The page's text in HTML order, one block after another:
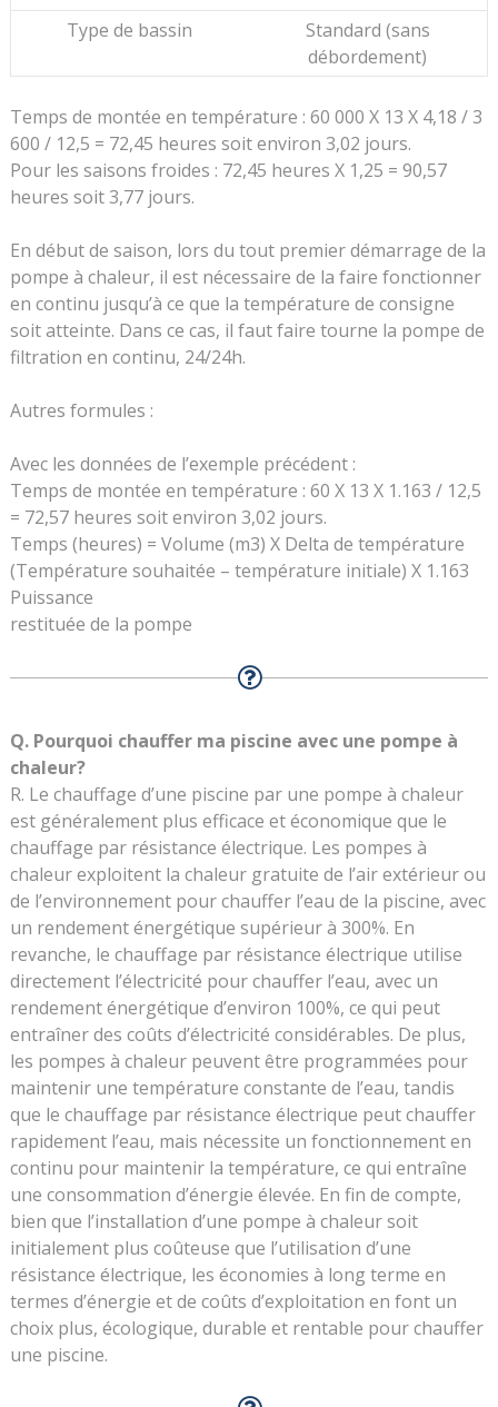
Type de bassin
Standard (sans
débordement)
Temps de montée en température : 60 000 X 13 X 4,18 / 3
600 / 12,5 = 72,45 heures soit environ 3,02 jours.
Pour les saisons froides : 72,45 heures X 1,25 = 90,57
heures soit 3,77 jours.
En début de saison, lors du tout premier démarrage de la
pompe à chaleur, il est nécessaire de la faire fonctionner
en continu jusqu’à ce que la température de consigne
soit atteinte. Dans ce cas, il faut faire tourne la pompe de
filtration en continu, 24/24h.
Autres formules :
Avec les données de l’exemple précédent :
Temps de montée en température : 60 X 13 X 1.163 / 12,5
= 72,57 heures soit environ 3,02 jours.
Temps (heures) = Volume (m3) X Delta de température
(Température souhaitée – température initiale) X 1.163
Puissance
restituée de la pompe
Q. Pourquoi chauffer ma piscine avec une pompe à
chaleur?
R. Le chauffage d’une piscine par une pompe à chaleur
est généralement plus efficace et économique que le
chauffage par résistance électrique. Les pompes à
chaleur exploitent la chaleur gratuite de l’air extérieur ou
de l’environnement pour chauffer l’eau de la piscine, avec
un rendement énergétique supérieur à 300%. En
revanche, le chauffage par résistance électrique utilise
directement l’électricité pour chauffer l’eau, avec un
rendement énergétique d’environ 100%, ce qui peut
entraîner des coûts d’électricité considérables. De plus,
les pompes à chaleur peuvent être programmées pour
maintenir une température constante de l’eau, tandis
que le chauffage par résistance électrique peut chauffer
rapidement l’eau, mais nécessite un fonctionnement en
continu pour maintenir la température, ce qui entraîne
une consommation d’énergie élevée. En fin de compte,
bien que l’installation d’une pompe à chaleur soit
initialement plus coûteuse que l’utilisation d’une
résistance électrique, les économies à long terme en
termes d’énergie et de coûts d’exploitation en font un
choix plus, écologique, durable et rentable pour chauffer
une piscine.